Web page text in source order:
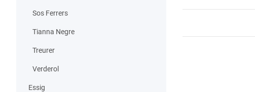
Sos Ferrers
Tianna Negre
Treurer
Verderol
Essig